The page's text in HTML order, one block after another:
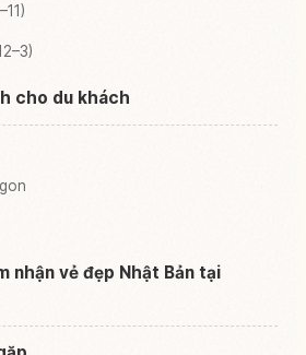
cho du khách
nhận vẻ đẹp Nhật Bản tại